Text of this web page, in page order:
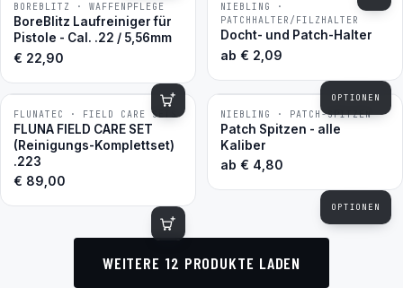
BESTSELLER
BOREBLITZ · WAFFENPFLEGE
BoreBlitz Laufreiniger für
Pistole - Cal. .22 / 5,56mm
€ 22,90
NIEBLING ·
PATCHHALTER/FILZHALTER
Docht- und Patch-Halter
ab € 2,09
OPTIONEN
FLUNATEC · FIELD CARE SETS
FLUNA FIELD CARE SET
(Reinigungs-Komplettset)
.223
€ 89,00
NIEBLING · PATCH-SPITZEN
Patch Spitzen - alle
Kaliber
ab € 4,80
OPTIONEN
WEITERE 12 PRODUKTE LADEN